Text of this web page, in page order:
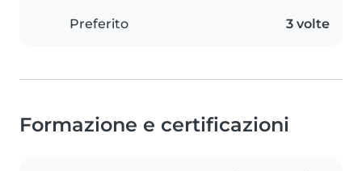
Preferito 3 volte
Formazione e certificazioni